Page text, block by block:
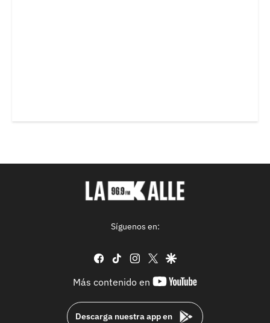
Síguenos en:
facebook
tiktok instagram
twittergoogle
Más contenido en
youtube-
Descarga nuestra app en